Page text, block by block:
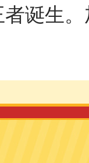
诞生